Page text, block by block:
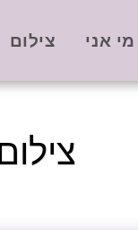
מי אני צילום